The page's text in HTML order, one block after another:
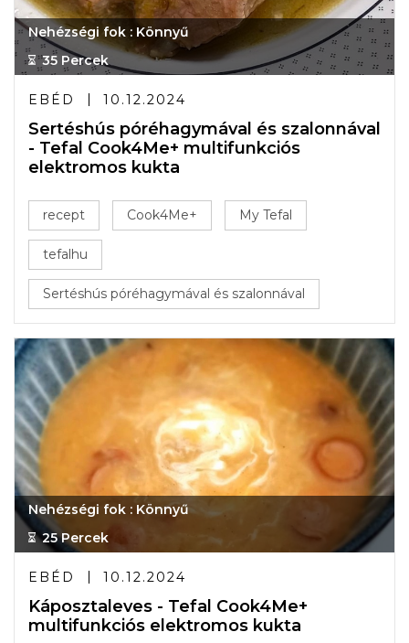
Nehézségi fok : Könnyű
35 Percek
EBÉD 10.12.2024
Sertéshús póréhagymával és szalonnával
- Tefal Cook4Me+ multifunkciós
elektromos kukta
recept Cook4Me+ My Tefal
tefalhu
Sertéshús póréhagymával és szalonnával
Nehézségi fok : Könnyű
25 Percek
EBÉD 10.12.2024
Káposztaleves - Tefal Cook4Me+
multifunkciós elektromos kukta